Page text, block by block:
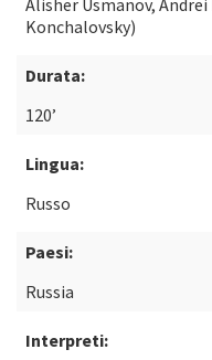
Alisher Usmanov,
Konchalovsky)
Durata:
120’
Lingua:
Russo
Paesi:
Russia
Interpreti: